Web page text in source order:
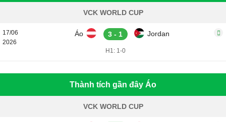
VCK WORLD CUP
17/06
2026
Áo 3 - 1 Jordan
H1: 1-0
Thành tích gần đây Áo
VCK WORLD CUP